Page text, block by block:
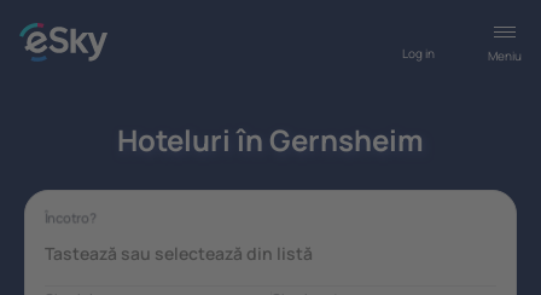
Meniu
Log in
Hoteluri în Gernsheim